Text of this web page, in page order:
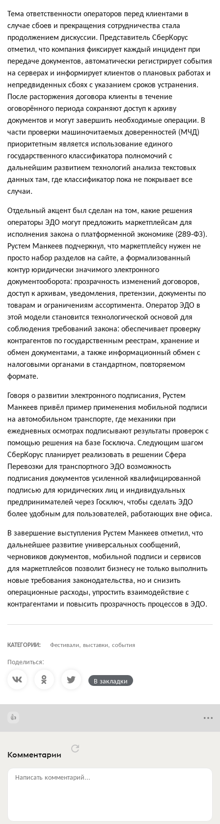
Тема ответственности операторов перед клиентами в
случае сбоев и прекращения сотрудничества стала
продолжением дискуссии. Представитель СберКорус
отметил, что компания фиксирует каждый инцидент при
передаче документов, автоматически регистрирует события
на серверах и информирует клиентов о плановых работах и
непредвиденных сбоях с указанием сроков устранения.
После расторжения договора клиенты в течение
оговорённого периода сохраняют доступ к архиву
документов и могут завершить необходимые операции. В
части проверки машиночитаемых доверенностей (МЧД)
приоритетным является использование единого
государственного классификатора полномочий с
дальнейшим развитием технологий анализа текстовых
данных там, где классификатор пока не покрывает все
случаи.
Отдельный акцент был сделан на том, какие решения
операторы ЭДО могут предложить маркетплейсам для
исполнения закона о платформенной экономике (289-ФЗ).
Рустем Манкеев подчеркнул, что маркетплейсу нужен не
просто набор разделов на сайте, а формализованный
контур юридически значимого электронного
документооборота: прозрачность изменений договоров,
доступ к архивам, уведомления, претензии, документы по
товарам и ограничениям ассортимента. Оператор ЭДО в
этой модели становится технологической основой для
соблюдения требований закона: обеспечивает проверку
контрагентов по государственным реестрам, хранение и
обмен документами, а также информационный обмен с
налоговыми органами в стандартном, повторяемом
формате.
Говоря о развитии электронного подписания, Рустем
Манкеев привёл пример применения мобильной подписи
на автомобильном транспорте, где механики при
ежедневных осмотрах подписывают результаты проверок с
помощью решения на базе Госключа. Следующим шагом
СберКорус планирует реализовать в решении Сфера
Перевозки для транспортного ЭДО возможность
подписания документов усиленной квалифицированной
подписью для юридических лиц и индивидуальных
предпринимателей через Госключ, чтобы сделать ЭДО
более удобным для пользователей, работающих вне офиса.
В завершение выступления Рустем Манкеев отметил, что
дальнейшее развитие универсальных сообщений,
черновиков документов, мобильной подписи и сервисов
для маркетплейсов позволит бизнесу не только выполнить
новые требования законодательства, но и снизить
операционные расходы, упростить взаимодействие с
контрагентами и повысить прозрачность процессов в ЭДО.
КАТЕГОРИИ: Фестивали, выставки, события
Поделиться:
В закладки
Комментарии
Написать комментарий...